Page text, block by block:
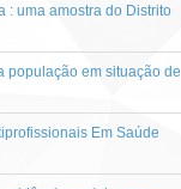
: uma amostra do Distrito
população em situação de
Em Saúde